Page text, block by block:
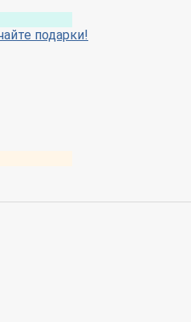
подарки!